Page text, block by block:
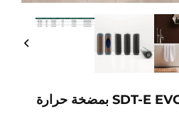
مسخن مياه تجاري SDT-E EVC بمضخة حرارة